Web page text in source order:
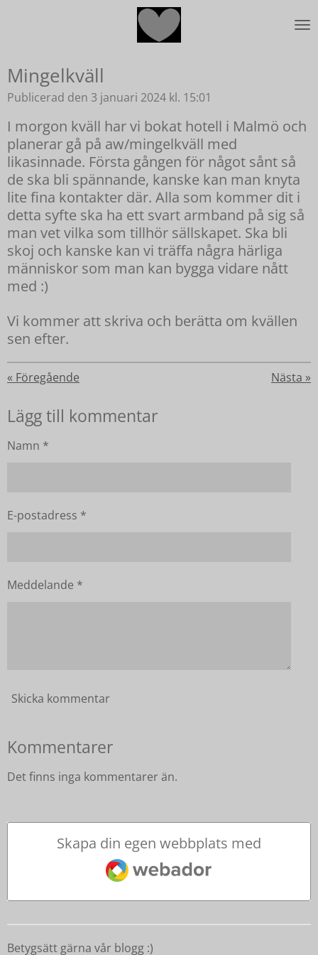
Mingelkväll
Publicerad den 3 januari 2024 kl. 15:01
I morgon kväll har vi bokat hotell i Malmö och
planerar gå på aw/mingelkväll med
likasinnade. Första gången för något sånt så
de ska bli spännande, kanske kan man knyta
lite fina kontakter där. Alla som kommer dit i
detta syfte ska ha ett svart armband på sig så
man vet vilka som tillhör sällskapet. Ska bli
skoj och kanske kan vi träffa några härliga
människor som man kan bygga vidare nått
med :)
Vi kommer att skriva och berätta om kvällen
sen efter.
« Föregående Nästa »
Lägg till kommentar
Namn *
E-postadress *
Meddelande *
Skicka kommentar
Kommentarer
Det finns inga kommentarer än.
Skapa din egen webbplats med
Webador
Betygsätt gärna vår blogg :)